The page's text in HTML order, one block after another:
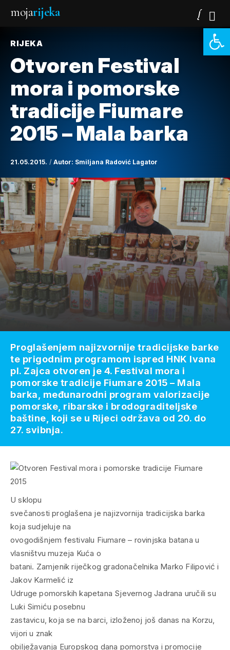
mojarijeka
RIJEKA
Otvoren Festival
mora i pomorske
tradicije Fiumare
2015 – Mala barka
21.05.2015. Autor: Smiljana Radović Lagator
U sklopu
svečanosti proglašena je najizvornija tradicijska barka
koja sudjeluje na
ovogodišnjem festivalu Fiumare – rovinjska batana u
vlasništvu muzeja Kuća o
batani. Zamjenik riječkog gradonačelnika Marko Filipović i
Jakov Karmelić iz
Udruge pomorskih kapetana Sjevernog Jadrana uručili su
Luki Simiću posebnu
zastavicu, koja se na barci, izloženoj još danas na Korzu,
vijori u znak
obilježavanja Europskog dana pomorstva i promocije
Proglašenjem najizvornije tradicijske barke
te prigodnim programom ispred HNK Ivana
pl. Zajca otvoren je 4. Festival mora i
pomorske tradicije Fiumare 2015 – Mala
barka, međunarodni program valorizacije
pomorske, ribarske i brodograditeljske
baštine, koji se u Rijeci održava od 20. do
27. svibnja.